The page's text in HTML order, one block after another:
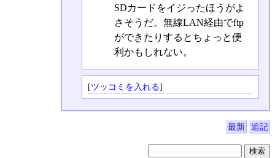
SDカードをイジったほうがよ
さそうだ。無線LAN経由でftp
ができたりするとちょっと便
利かもしれない。
[ツッコミを入れる]
最新 追記